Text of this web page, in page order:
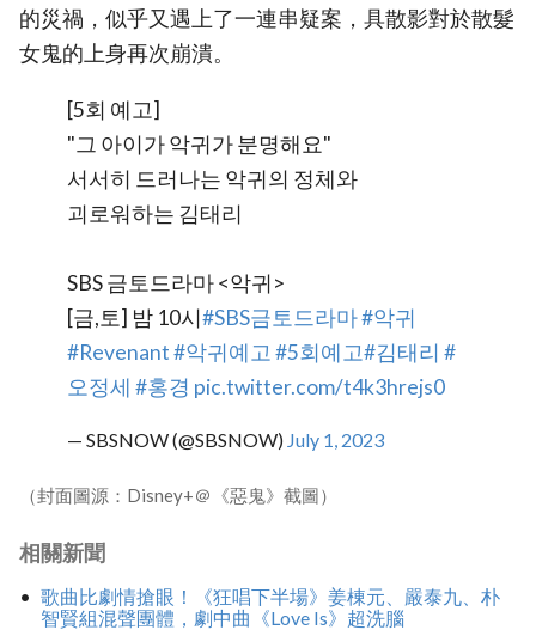
的災禍，似乎又遇上了一連串疑案，具散影對於散髮
女鬼的上身再次崩潰。
[5회 예고]
"그 아이가 악귀가 분명해요"
서서히 드러나는 악귀의 정체와
괴로워하는 김태리
SBS 금토드라마 <악귀>
[금,토] 밤 10시#SBS금토드라마#악귀
#Revenant#악귀예고 #5회예고#김태리 #
오정세 #홍경 pic.twitter.com/t4k3hrejs0
— SBSNOW (@SBSNOW) July 1, 2023
（封面圖源：Disney+＠《惡鬼》截圖）
相關新聞
歌曲比劇情搶眼！《狂唱下半場》姜棟元、嚴泰九、朴
智賢組混聲團體，劇中曲《Love Is》超洗腦